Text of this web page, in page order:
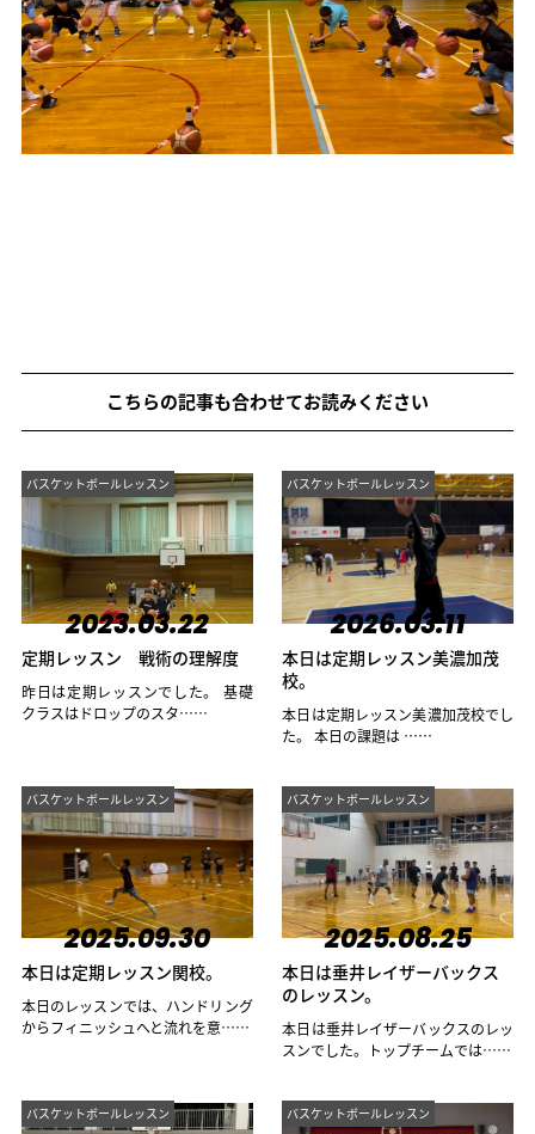
こちらの記事も合わせてお読みください
バスケットボールレッスン
2023.03.22
定期レッスン 戦術の理解度
昨日は定期レッスンでした。 基礎
クラスはドロップのスタ……
バスケットボールレッスン
2026.03.11
本日は定期レッスン美濃加茂
校。
本日は定期レッスン美濃加茂校でし
た。 本日の課題は ……
バスケットボールレッスン
2025.09.30
本日は定期レッスン関校。
本日のレッスンでは、ハンドリング
からフィニッシュへと流れを意……
バスケットボールレッスン
2025.08.25
本日は垂井レイザーバックス
のレッスン。
本日は垂井レイザーバックスのレッ
スンでした。トップチームでは……
バスケットボールレッスン バスケットボールレッスン